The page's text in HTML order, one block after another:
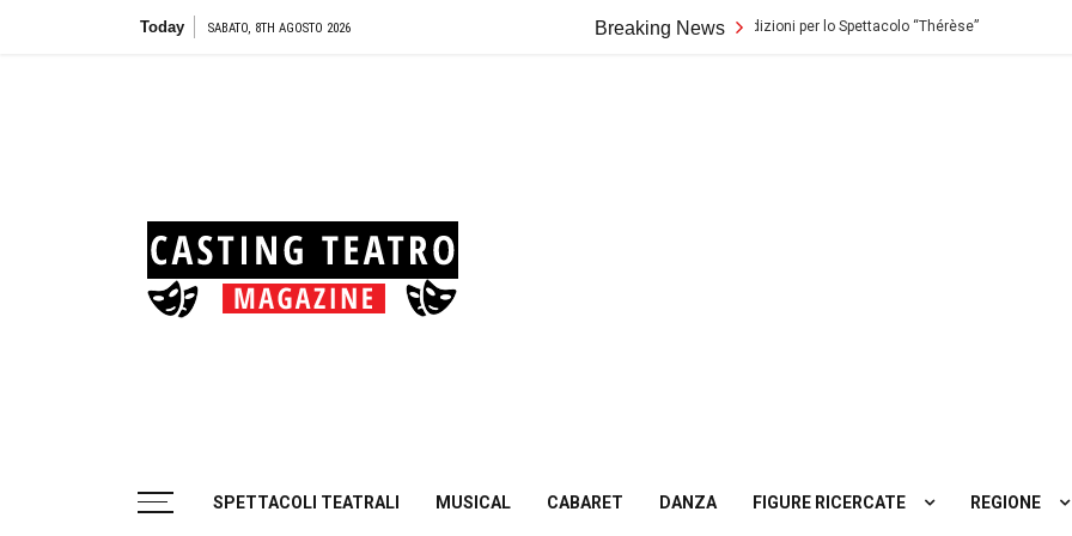
Today SABATO, 8TH AGOSTO 2026 Breaking News
Teatro Biondo di Palermo: Audizioni per lo Spettacolo “Thérèse”
SPETTACOLI TEATRALI MUSICAL CABARET DANZA FIGURE RICERCATE REGIONE